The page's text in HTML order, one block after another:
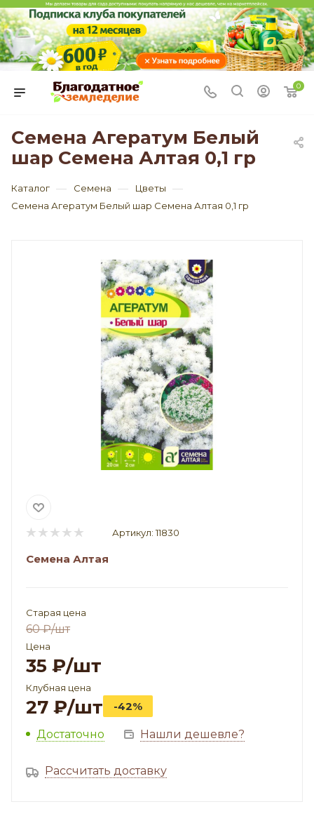
0
Семена Агератум Белый
шар Семена Алтая 0,1 гр
Каталог — Семена — Цветы —
Семена Агератум Белый шар Семена Алтая 0,1 гр
Артикул: 11830
Семена Алтая
Старая цена
60₽/шт
Цена
35 ₽/шт
Клубная цена
27 ₽/шт -42%
Достаточно Нашли дешевле?
Рассчитать доставку